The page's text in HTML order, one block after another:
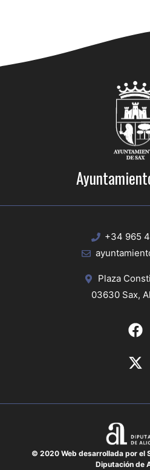
+34 965
Plaza
03630 Sax,
© 2020 Web desarrollada por el
Diputación de